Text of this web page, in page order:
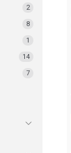
2
8
1
14
7